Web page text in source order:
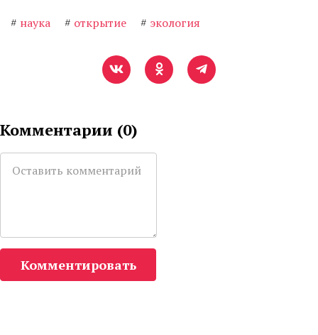
# наука # открытие # экология
Комментарии (0)
Комментировать